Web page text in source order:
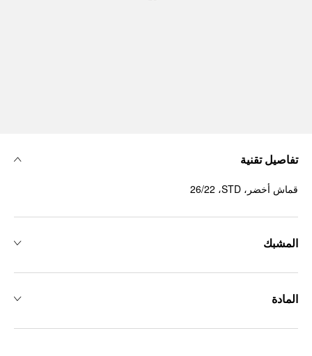
تفاصيل تقنية
قماش أخضر، ‏STD، ‏26/22
المشبك
المادة